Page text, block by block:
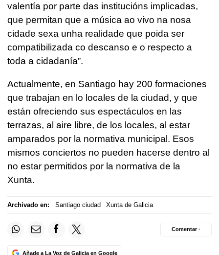
valentía por parte das institucións implicadas,
que permitan que a música ao vivo na nosa
cidade sexa unha realidade que poida ser
compatibilizada co descanso e o respecto a
toda a cidadanía”.
Actualmente, en Santiago hay 200 formaciones
que trabajan en lo locales de la ciudad, y que
están ofreciendo sus espectáculos en las
terrazas, al aire libre, de los locales, al estar
amparados por la normativa municipal. Esos
mismos conciertos no pueden hacerse dentro al
no estar permitidos por la normativa de la
Xunta.
Archivado en: Santiago ciudad Xunta de Galicia
Añade a La Voz de Galicia en Google
Comentar ·